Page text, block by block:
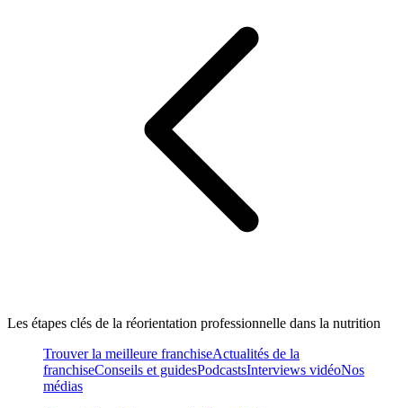
Les étapes clés de la réorientation professionnelle dans la nutrition
Trouver la meilleure franchiseActualités de la
franchiseConseils et guidesPodcastsInterviews vidéoNos
médias